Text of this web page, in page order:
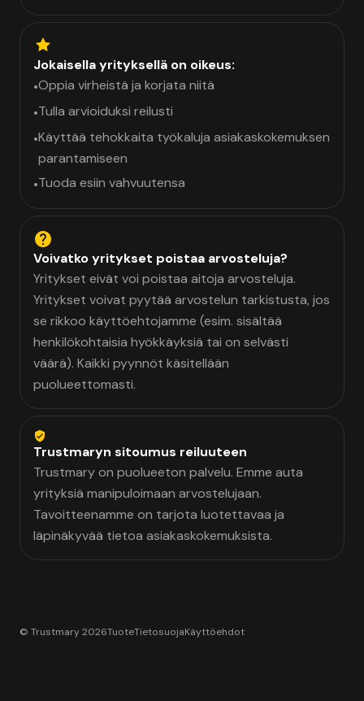
Jokaisella yrityksellä on oikeus:
•Oppia virheistä ja korjata niitä
•Tulla arvioiduksi reilusti
•Käyttää tehokkaita työkaluja asiakaskokemuksen
parantamiseen
•Tuoda esiin vahvuutensa
Voivatko yritykset poistaa arvosteluja?
Yritykset eivät voi poistaa aitoja arvosteluja.
Yritykset voivat pyytää arvostelun tarkistusta, jos
se rikkoo käyttöehtojamme (esim. sisältää
henkilökohtaisia hyökkäyksiä tai on selvästi
väärä). Kaikki pyynnöt käsitellään
puolueettomasti.
Trustmaryn sitoumus reiluuteen
Trustmary on puolueeton palvelu. Emme auta
yrityksiä manipuloimaan arvostelujaan.
Tavoitteenamme on tarjota luotettavaa ja
läpinäkyvää tietoa asiakaskokemuksista.
© Trustmary 2026TuoteTietosuojaKäyttöehdot